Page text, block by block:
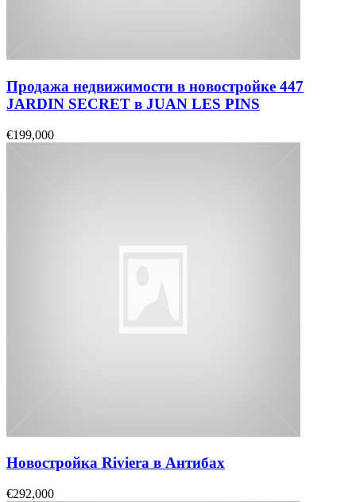
Продажа недвижимости в новостройке 447
JARDIN SECRET в JUAN LES PINS
€199,000
Новостройка Riviera в Антибах
€292,000